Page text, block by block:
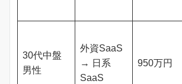
30代中盤
男性
外資SaaS
→ 日系
SaaS
950万円